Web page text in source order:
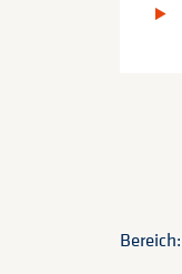
Bereich: